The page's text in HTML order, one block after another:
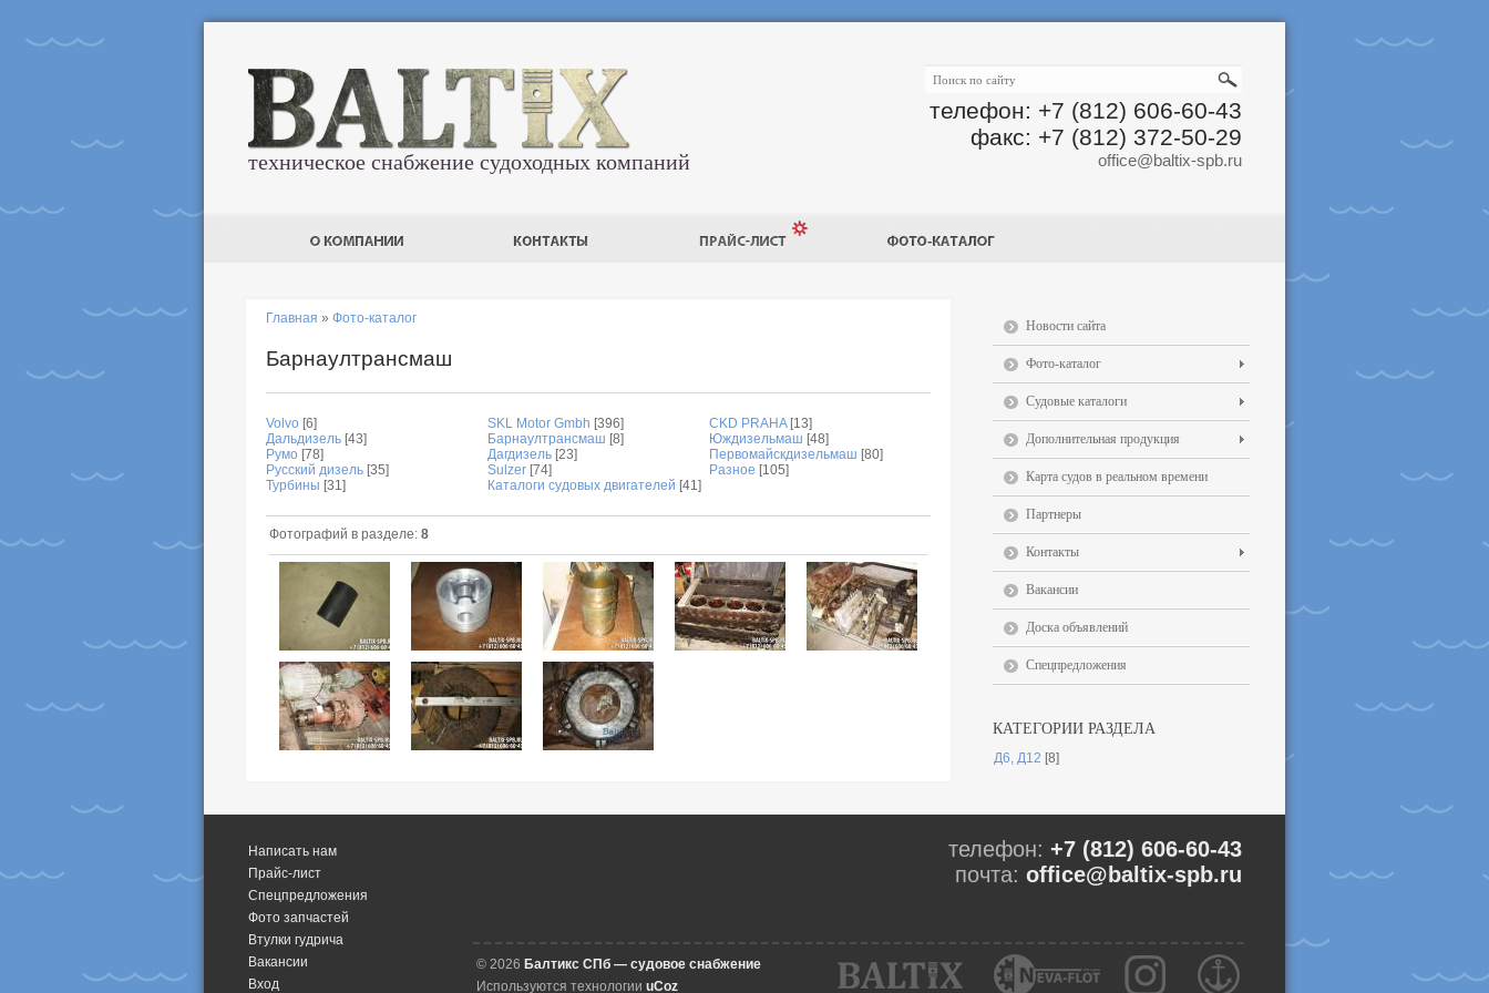
телефон: +7 (812) 606-60-43
факс: +7 (812) 372-50-29
office@baltix-spb.ru
техническое снабжение судоходных компаний
Главная » Фото-каталог
Барнаултрансмаш
Volvo [6] SKL Motor Gmbh [396] CKD PRAHA [13]
Дальдизель [43] Барнаултрансмаш [8] Юждизельмаш [48]
Румо [78] Дагдизель [23] Первомайскдизельмаш [80]
Русский дизель [35] Sulzer [74] Разное [105]
Турбины [31] Каталоги судовых двигателей [41]
Фотографий в разделе: 8
Новости сайта
Фото-каталог
Судовые каталоги
Дополнительная продукция
Карта судов в реальном времени
Партнеры
Контакты
Вакансии
Доска объявлений
Спецпредложения
КАТЕГОРИИ РАЗДЕЛА
Д6, Д12 [8]
Написать нам
Прайс-лист
Спецпредложения
Фото запчастей
Втулки гудрича
Вакансии
Вход
телефон: +7 (812) 606-60-43
почта: office@baltix-spb.ru
© 2026 Балтикс СПб — судовое снабжение
Используются технологии uCoz